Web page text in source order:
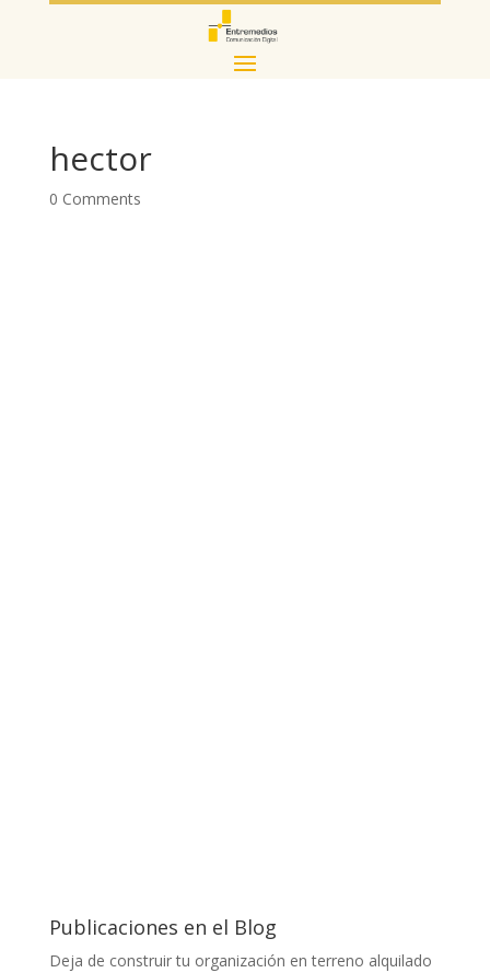
hector
0 Comments
Publicaciones en el Blog
Deja de construir tu organización en terreno alquilado